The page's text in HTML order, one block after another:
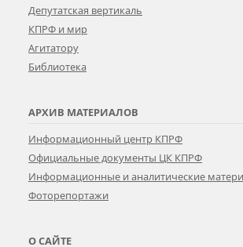
Депутатская вертикаль
КПРФ и мир
Агитатору
Библиотека
АРХИВ МАТЕРИАЛОВ
Информационный центр КПРФ
Официальные документы ЦК КПРФ
Информационные и аналитические
Фоторепортажи
О САЙТЕ